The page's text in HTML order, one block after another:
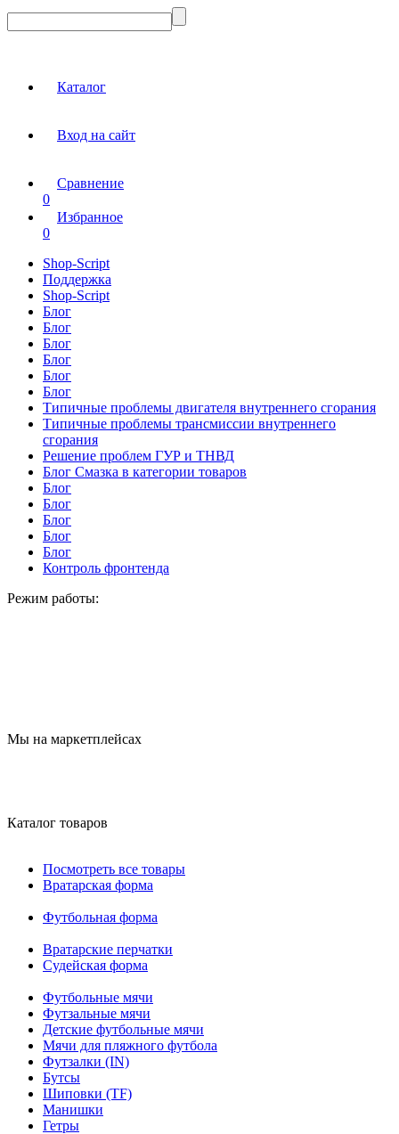
Каталог
Вход на сайт
Сравнение
0
Избранное
0
Shop-Script
Поддержка
Shop-Script
Блог
Блог
Блог
Блог
Блог
Блог
Типичные проблемы двигателя внутреннего сгорания
Типичные проблемы трансмиссии внутреннего
сгорания
Решение проблем ГУР и ТНВД
Блог Смазка в категории товаров
Блог
Блог
Блог
Блог
Блог
Контроль фронтенда
Режим работы:
Мы на маркетплейсах
Каталог товаров
Посмотреть все товары
Вратарская форма
Футбольная форма
Вратарские перчатки
Судейская форма
Футбольные мячи
Футзальные мячи
Детские футбольные мячи
Мячи для пляжного футбола
Футзалки (IN)
Бутсы
Шиповки (TF)
Манишки
Гетры